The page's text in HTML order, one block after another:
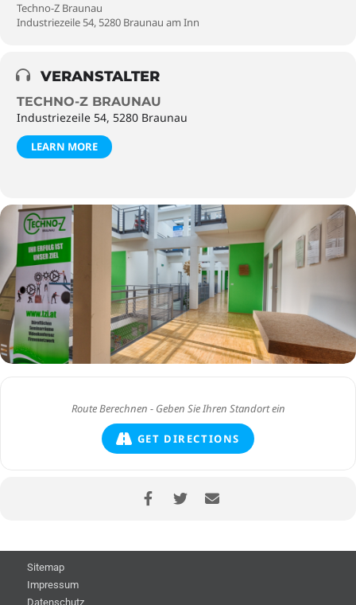
Techno-Z Braunau
Industriezeile 54, 5280 Braunau am Inn
VERANSTALTER
TECHNO-Z BRAUNAU
Industriezeile 54, 5280 Braunau
LEARN MORE
GET DIRECTIONS
Sitemap
Impressum
Datenschutz